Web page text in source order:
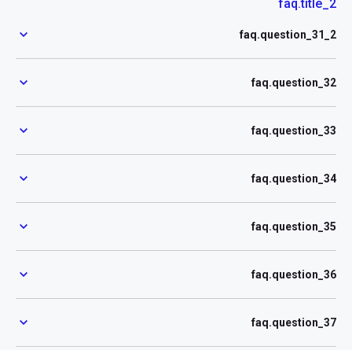
faq.title_2
faq.question_31_2
faq.question_32
faq.question_33
faq.question_34
faq.question_35
faq.question_36
faq.question_37